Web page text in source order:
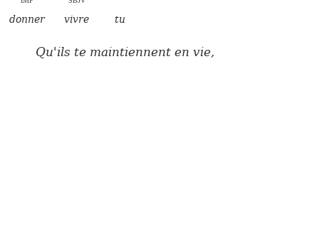
donner vivre tu
Qu'ils te maintiennent en vie,